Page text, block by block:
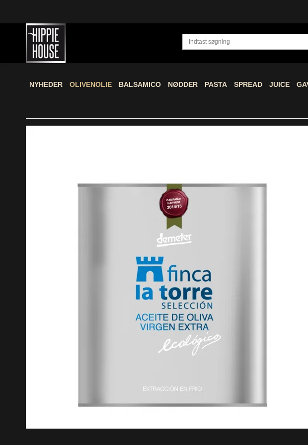
NYHEDER OLIVENOLIE BALSAMICO NØDDER PASTA SPREAD JUICE